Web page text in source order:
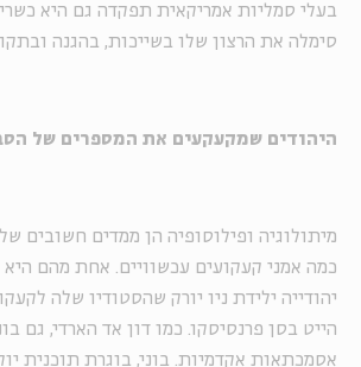
בעלי סמליות אמריקאית תפקדה גם היא
סימלה את הרצון שלו בשייכות, בהגנה
היהודים שמקעקעים את המספרים של
מיתולוגיה ופילוסופיה הן ממדים חשובים
כמה אמני קעקועים עכשוויים. אחת מהם היא
יהודייה ילידת ניו יורק שהסטודיו שלה
הייט בסן פרנסיסקו. כמו דון אד הארדי, גם
אסמכתאות אקדמיות. בוני, בוגרת תוכנית